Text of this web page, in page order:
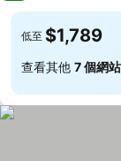
低至 $1,789
查看其他 7 個網站